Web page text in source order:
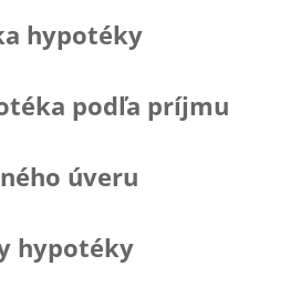
hypotéky
podľa príjmu
úveru
hypotéky